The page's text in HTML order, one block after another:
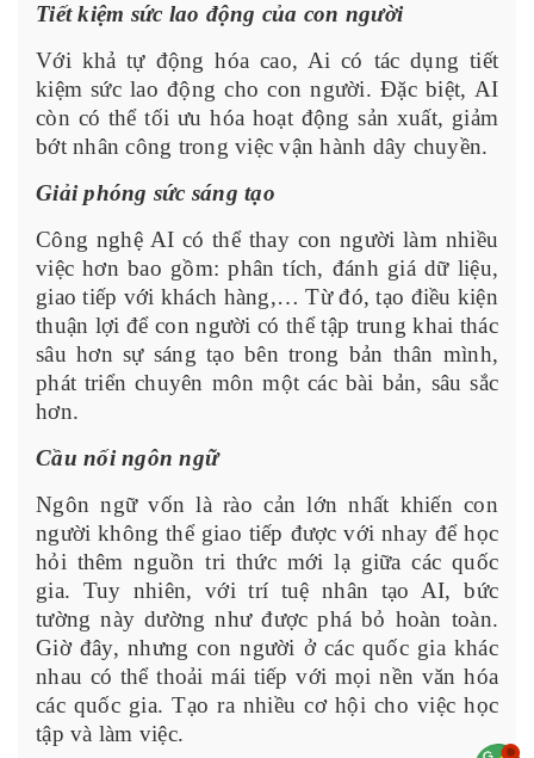
Tiết kiệm sức lao động của con người
Với khả tự động hóa cao, Ai có tác dụng tiết
kiệm sức lao động cho con người. Đặc biệt, AI
còn có thể tối ưu hóa hoạt động sản xuất, giảm
bớt nhân công trong việc vận hành dây chuyền.
Giải phóng sức sáng tạo
Công nghệ AI có thể thay con người làm nhiều
việc hơn bao gồm: phân tích, đánh giá dữ liệu,
giao tiếp với khách hàng,… Từ đó, tạo điều kiện
thuận lợi để con người có thể tập trung khai thác
sâu hơn sự sáng tạo bên trong bản thân mình,
phát triển chuyên môn một các bài bản, sâu sắc
hơn.
Cầu nối ngôn ngữ
Ngôn ngữ vốn là rào cản lớn nhất khiến con
người không thể giao tiếp được với nhay để học
hỏi thêm nguồn tri thức mới lạ giữa các quốc
gia. Tuy nhiên, với trí tuệ nhân tạo AI, bức
tường này dường như được phá bỏ hoàn toàn.
Giờ đây, nhưng con người ở các quốc gia khác
nhau có thể thoải mái tiếp với mọi nền văn hóa
các quốc gia. Tạo ra nhiều cơ hội cho việc học
tập và làm việc.